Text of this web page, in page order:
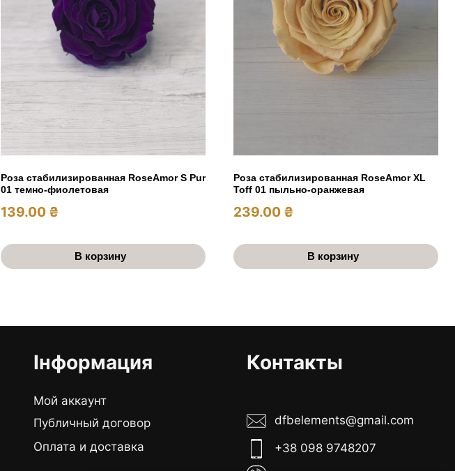
Роза стабилизированная RoseAmor S Pur
01 темно-фиолетовая
139.00 ₴
В корзину
Роза стабилизированная RoseAmor XL
Toff 01 пыльно-оранжевая
239.00 ₴
В корзину
Інформация
Мой аккаунт
Публичный договор
Оплата и доставка
Контакты
dfbelements@gmail.com
+38 098 9748207